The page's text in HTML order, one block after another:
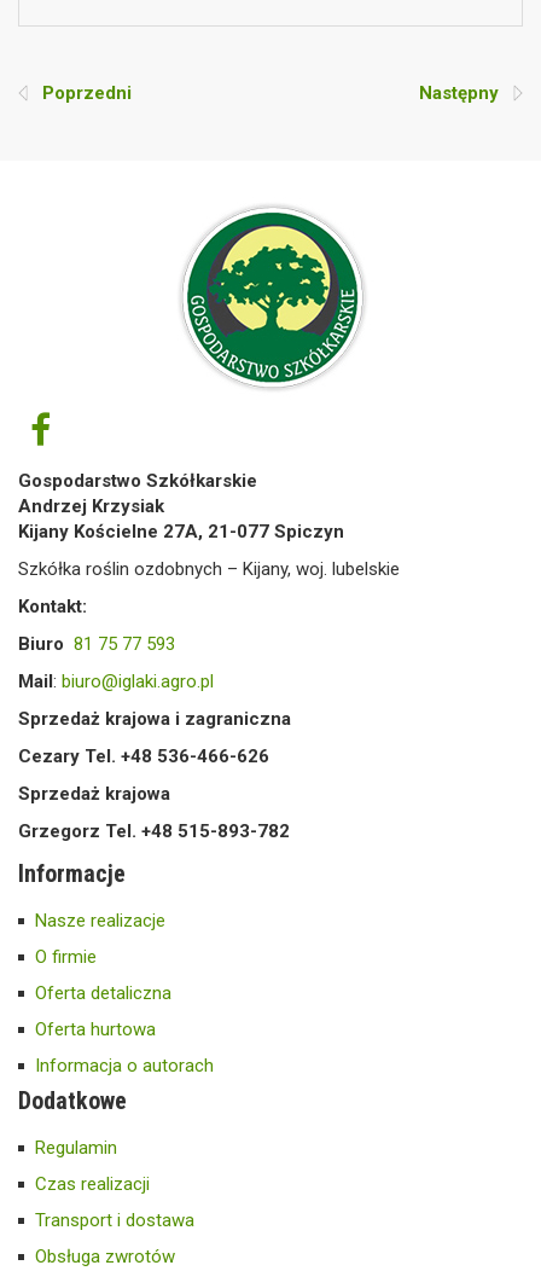
Poprzedni Następny
Gospodarstwo Szkółkarskie
Andrzej Krzysiak
Kijany Kościelne 27A, 21-077 Spiczyn
Szkółka roślin ozdobnych – Kijany, woj. lubelskie
Kontakt:
Biuro 81 75 77 593
Mail : biuro@iglaki.agro.pl
Sprzedaż krajowa i zagraniczna
Cezary Tel. +48 536-466-626
Sprzedaż krajowa
Grzegorz Tel. +48 515-893-782
Informacje
Nasze realizacje
O firmie
Oferta detaliczna
Oferta hurtowa
Informacja o autorach
Dodatkowe
Regulamin
Czas realizacji
Transport i dostawa
Obsługa zwrotów